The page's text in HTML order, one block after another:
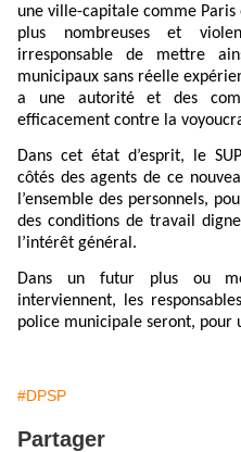
une ville-capitale comme Paris
plus nombreuses et
irresponsable de mettre
municipaux sans réelle
a une autorité et des
efficacement contre la
Dans cet état d’esprit, le
côtés des agents de ce
l’ensemble des personnels,
des conditions de travail
l’intérêt général.
Dans un futur plus ou
interviennent, les
police municipale seront, pour
#DPSP
Partager